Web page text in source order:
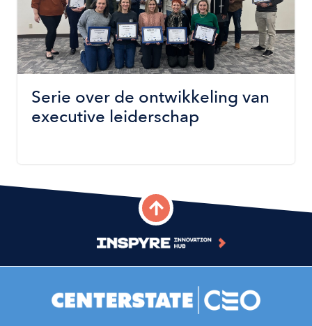
Serie over de ontwikkeling van
executive leiderschap